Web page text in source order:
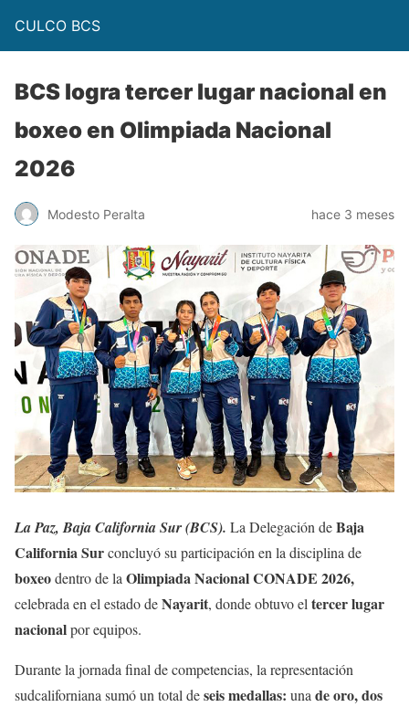
CULCO BCS
BCS logra tercer lugar nacional en
boxeo en Olimpiada Nacional
2026
Modesto Peralta hace 3 meses
La Paz, Baja California Sur (BCS). La Delegación deBaja
California Surconcluyó su participación en la disciplina de
boxeodentro de laOlimpiada Nacional CONADE 2026,
celebrada en el estado deNayarit, donde obtuvo eltercer lugar
nacionalpor equipos.
Durante la jornada final de competencias, la representación
sudcaliforniana sumó un total deseis medallas: unade oro, dos